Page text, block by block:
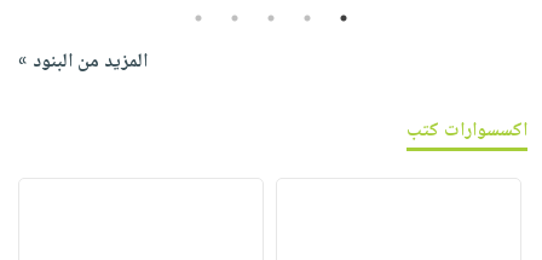
1
2
3
4
5
المزيد من البنود »
اكسسوارات كتب